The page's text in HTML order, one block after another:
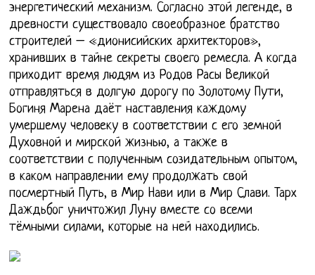
энергетический механизм. Согласно этой легенде, в
древности существовало своеобразное братство
строителей – «дионисийских архитекторов»,
хранивших в тайне секреты своего ремесла. А когда
приходит время людям из Родов Расы Великой
отправляться в долгую дорогу по Золотому Пути,
Богиня Марена даёт наставления каждому
умершему человеку в соответствии с его земной
Духовной и мирской жизнью, а также в
соответствии с полученным созидательным опытом,
в каком направлении ему продолжать свой
посмертный Путь, в Мир Нави или в Мир Слави. Тарх
Даждьбог уничтожил Луну вместе со всеми
тёмными силами, которые на ней находились.